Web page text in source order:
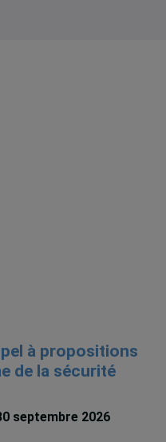
à propositions
de la sécurité
septembre 2026